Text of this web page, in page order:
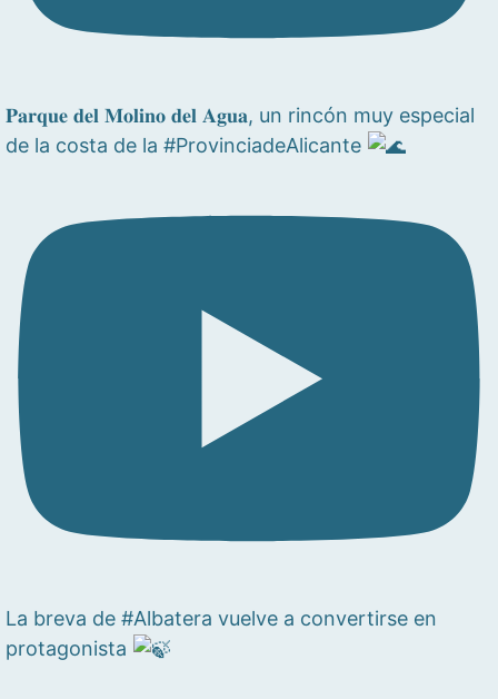
𝐏𝐚𝐫𝐪𝐮𝐞 𝐝𝐞𝐥 𝐌𝐨𝐥𝐢𝐧𝐨 𝐝𝐞𝐥 𝐀𝐠𝐮𝐚, un rincón muy especial
de la costa de la #ProvinciadeAlicante
La breva de #Albatera vuelve a convertirse en
protagonista